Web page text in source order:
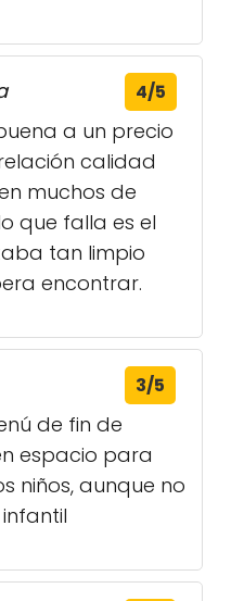
4/5
a un precio
calidad
muchos de
que falla es el
tan limpio
encontrar.
3/5
de fin de
espacio para
niños, aunque no